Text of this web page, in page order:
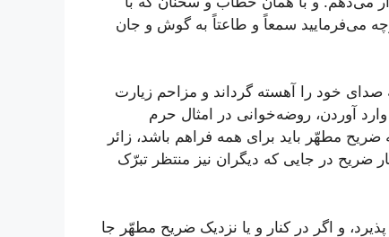
می‌فرمایید سمعاً و طاعتاً به گوش و جان
صدای خود را آهسته گرداند و مزاحم زیارت
آوردن، روضه‌خوانی در امثال حرم
مطهّر باید برای همه فراهم باشد، زائر
ضریح در جایی که دیگران نیز منتظر تبرّک
و اگر در کنار و یا نزدیک ضریح مطهّر جا